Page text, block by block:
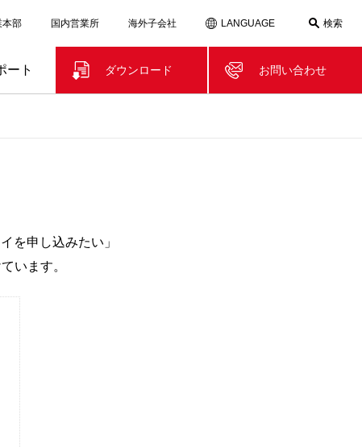
本部 国内営業所 海外子会社 LANGUAGE 検索
ート ダウンロード お問い合わせ
を申し込みたい」
います。